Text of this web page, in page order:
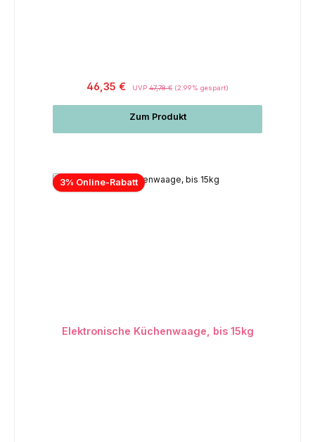
46,35 € UVP 47,78 € (2.99% gespart)
Zum Produkt
3% Online-Rabatt
Elektronische Küchenwaage, bis 15kg